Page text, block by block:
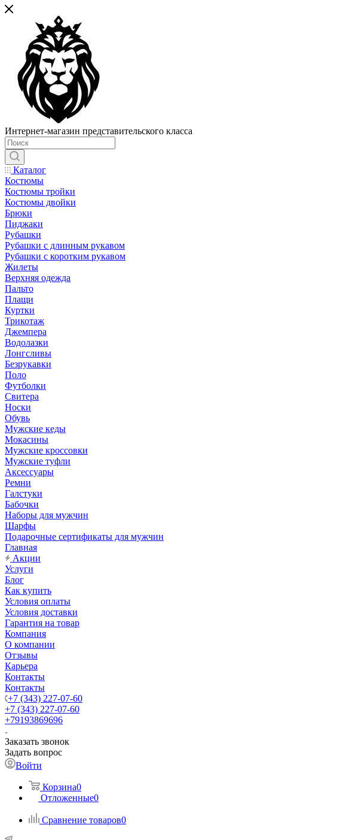
Интернет-магазин представительского класса
Каталог
Костюмы
Костюмы тройки
Костюмы двойки
Брюки
Пиджаки
Рубашки
Рубашки с длинным рукавом
Рубашки с коротким рукавом
Жилеты
Верхняя одежда
Пальто
Плащи
Куртки
Трикотаж
Джемпера
Водолазки
Лонгсливы
Безрукавки
Поло
Футболки
Свитера
Носки
Обувь
Мужские кеды
Мокасины
Мужские кроссовки
Мужские туфли
Аксессуары
Ремни
Галстуки
Бабочки
Наборы для мужчин
Шарфы
Подарочные сертификаты для мужчин
Главная
Акции
Услуги
Блог
Как купить
Условия оплаты
Условия доставки
Гарантия на товар
Компания
О компании
Отзывы
Карьера
Контакты
Контакты
+7 (343) 227-07-60
+7 (343) 227-07-60
+79193869696
Заказать звонок
Задать вопрос
Войти
Корзина0
Отложенные0
Сравнение товаров0